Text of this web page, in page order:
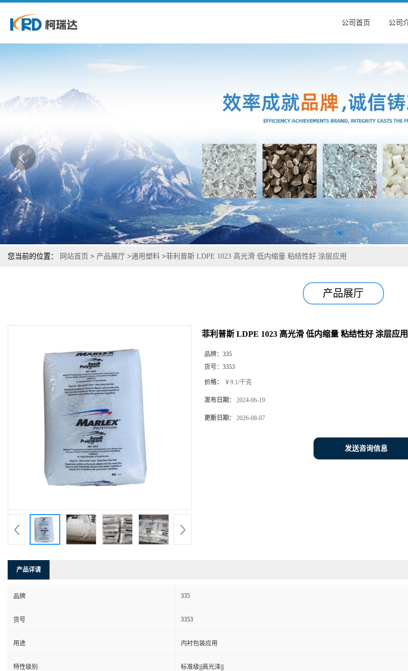
公司首页 公司
您当前的位置： 网站首页 > 产品展厅 >通用塑料 >菲利普斯 LDPE 1023 高光滑 低内缩量 粘结性好 涂层应用
产品展厅
菲利普斯 LDPE 1023 高光滑 低内缩量 粘结性好 涂层应用
品牌： 335
货号： 3353
价格： ￥9.1/千克
发布日期： 2024-06-19
更新日期： 2026-08-07
发送咨询信息
产品详请
品牌 335
货号 3353
用途 内衬包装应用
特性级别 标准级|||高光泽|||